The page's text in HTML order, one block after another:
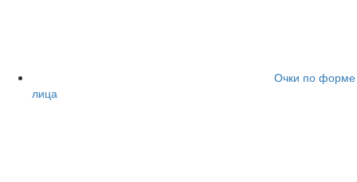
Очки по форме
лица